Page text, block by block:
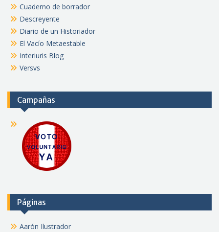
Cuaderno de borrador
Descreyente
Diario de un Historiador
El Vacío Metaestable
Interiuris Blog
Versvs
Campañas
Páginas
Aarón Ilustrador